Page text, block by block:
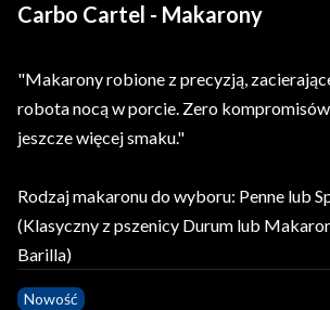
Carbo Cartel - Makarony
"Makarony robione z precyzją,
robota nocą w porcie. Zero
jeszcze więcej smaku."
Rodzaj makaronu do wyboru: Penne lub
(Klasyczny z pszenicy Durum lub
Barilla)
Nowość